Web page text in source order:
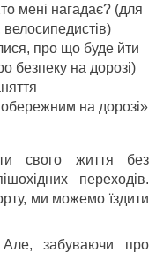
мені нагадає? (для
велосипедистів)
про що буде йти
безпеку на дорозі)
на дорозі»
свого життя без
переходів.
ми можемо їздити
забуваючи про